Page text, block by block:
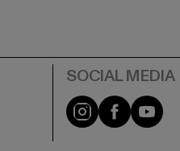
Instagram